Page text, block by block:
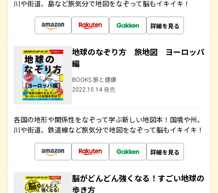
川や街道、島など旅気分で地図をなぞって脳もイキイキ！
詳細を見る
地球のなぞり方 旅地図 ヨーロッパ
編
BOOKS 旅と健康
2022.10.14 発売
各国の地形や関係性をなぞって学ぶ新しい地図本！国境や州、
川や街道、鉄道線など旅気分で地図をなぞって脳もイキイキ！
詳細を見る
脳がどんどん強くなる！すごい地球の
歩き方